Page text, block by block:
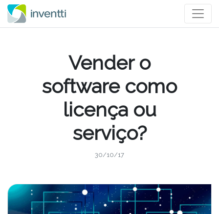
Vender o
software como
licença ou
serviço?
30/10/17